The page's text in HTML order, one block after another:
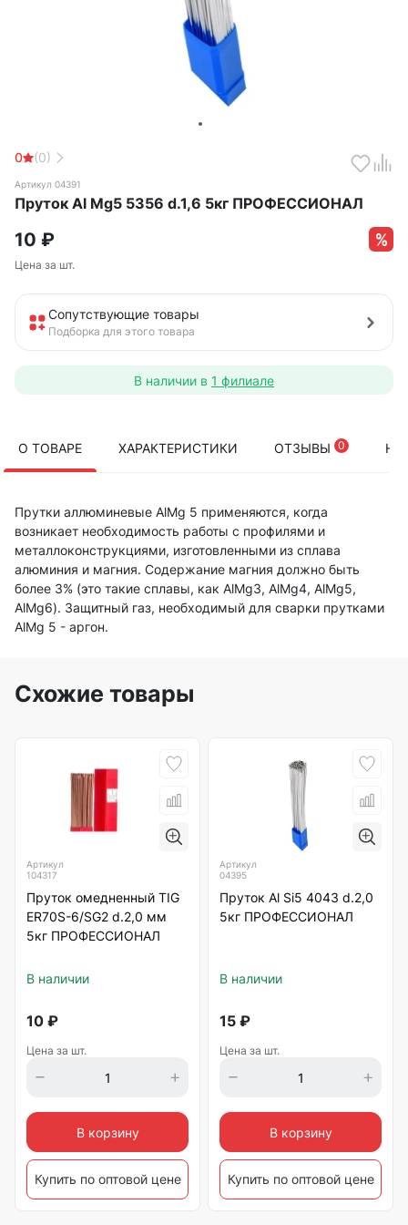
0 (0)
Артикул 04391
Пруток Al Mg5 5356 d.1,6 5кг ПРОФЕССИОНАЛ
10 ₽
Цена за шт.
Сопутствующие товары
Подборка для этого товара
В наличии в 1 филиале
О ТОВАРЕ ХАРАКТЕРИСТИКИ ОТЗЫВЫ 0
Прутки аллюминевые AlMg 5 применяются, когда
возникает необходимость работы с профилями и
металлоконструкциями, изготовленными из сплава
алюминия и магния. Содержание магния должно быть
более 3% (это такие сплавы, как AlMg3, AlMg4, AlMg5,
AlMg6). Защитный газ, необходимый для сварки прутками
AlMg 5 - аргон.
Схожие товары
Артикул
104317
Пруток омедненный TIG
ER70S-6/SG2 d.2,0 мм
5кг ПРОФЕССИОНАЛ
В наличии
10 ₽
Цена за шт.
В корзину
Купить по оптовой цене
Артикул
04395
Пруток Al Si5 4043 d.2,0
5кг ПРОФЕССИОНАЛ
В наличии
15 ₽
Цена за шт.
В корзину
Купить по оптовой цене